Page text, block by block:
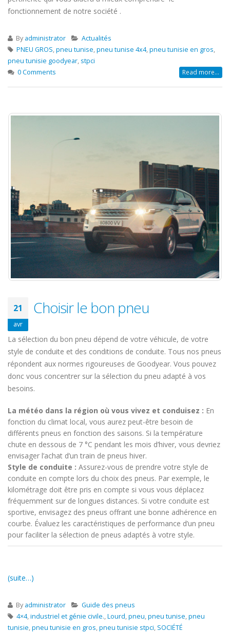
fonctionnement de notre société .
By administrator
Actualités
PNEU GROS,pneu tunise,pneu tunise 4x4,pneu tunisie en gros,
pneu tunisie goodyear, stpci
0 Comments
Read more...
21
avr
Choisir le bon pneu
La sélection du bon pneu dépend de votre véhicule, de votre
style de conduite et des conditions de conduite. Tous nos pneus
répondent aux normes rigoureuses de Goodyear. Vous pouvez
donc vous concentrer sur la sélection du pneu adapté à vos
besoins.
La météo dans la région où vous vivez et conduisez : En
fonction du climat local, vous aurez peut-être besoin de
différents pneus en fonction des saisons. Si la température
chute en dessous de 7 °C pendant les mois d’hiver, vous devriez
envisager l’achat d’un train de pneus hiver.
Style de conduite : Assurez-vous de prendre votre style de
conduite en compte lors du choix des pneus. Par exemple, le
kilométrage doit être pris en compte si vous vous déplacez
fréquemment sur de longues distances. Si votre conduite est
sportive, envisagez des pneus offrant une bonne adhérence en
courbe. Évaluez les caractéristiques de performance d’un pneu
pour faciliter la sélection de pneus adaptés à votre style.
(suite…)
By administrator
Guide des pneus
4×4,industriel et génie civile.,Lourd,pneu,pneu tunise,pneu
tunisie,pneu tunisie en gros,pneu tunisie stpci, SOCIÉTÉ